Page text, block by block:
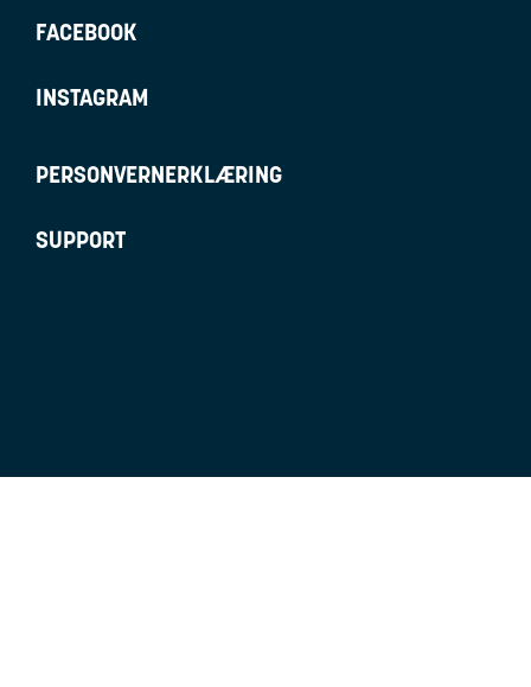
FACEBOOK
INSTAGRAM
PERSONVERNERKLÆRING
SUPPORT